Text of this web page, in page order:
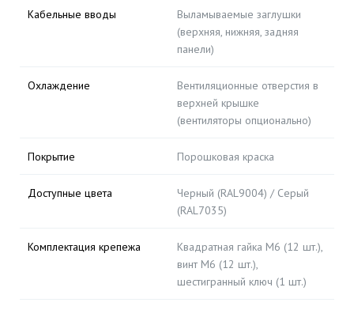
Кабельные вводы
Выламываемые заглушки
(верхняя, нижняя, задняя
панели)
Охлаждение
Вентиляционные отверстия в
верхней крышке
(вентиляторы опционально)
Покрытие Порошковая краска
Доступные цвета
Черный (RAL9004) / Серый
(RAL7035)
Комплектация крепежа
Квадратная гайка M6 (12 шт.),
винт M6 (12 шт.),
шестигранный ключ (1 шт.)